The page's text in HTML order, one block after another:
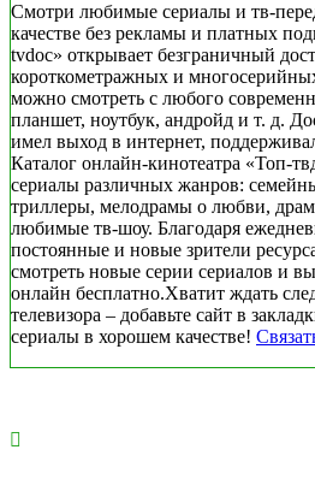
Смотри любимые сериалы и тв-
качестве без рекламы и платных
tvdoc» открывает безграничный
короткометражных и
можно смотреть с любого
планшет, ноутбук, андройд и т. д.
имел выход в интернет,
Каталог онлайн-кинотеатра «Топ-
сериалы различных жанров:
триллеры, мелодрамы о любви,
любимые тв-шоу. Благодаря
постоянные и новые зрители
смотреть новые серии сериалов и
онлайн бесплатно.Хватит ждать
телевизора – добавьте сайт в
сериалы в хорошем качестве!